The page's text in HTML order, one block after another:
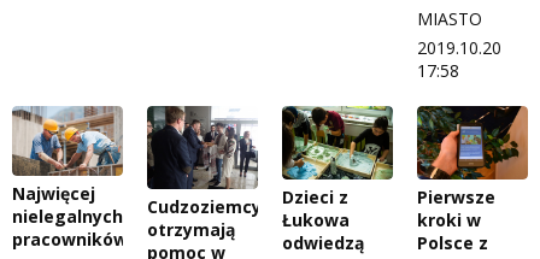
MIASTO
2019.10.20
17:58
Najwięcej
nielegalnych
pracowników
Cudzoziemcy
otrzymają
pomoc w
Dzieci z
Łukowa
odwiedzą
Pierwsze
kroki w
Polsce z